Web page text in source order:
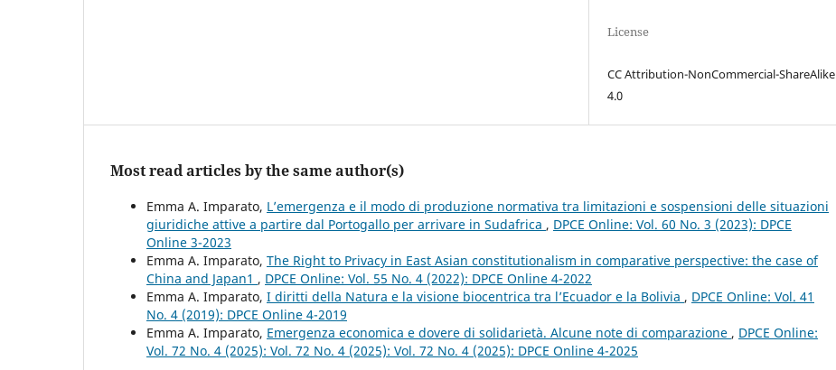
License
CC Attribution-NonCommercial-ShareAlike
4.0
Most read articles by the same author(s)
Emma A. Imparato, L’emergenza e il modo di produzione normativa tra limitazioni e sospensioni delle situazioni
giuridiche attive a partire dal Portogallo per arrivare in Sudafrica , DPCE Online: Vol. 60 No. 3 (2023): DPCE
Online 3-2023
Emma A. Imparato, The Right to Privacy in East Asian constitutionalism in comparative perspective: the case of
China and Japan1 , DPCE Online: Vol. 55 No. 4 (2022): DPCE Online 4-2022
Emma A. Imparato, I diritti della Natura e la visione biocentrica tra l’Ecuador e la Bolivia , DPCE Online: Vol. 41
No. 4 (2019): DPCE Online 4-2019
Emma A. Imparato, Emergenza economica e dovere di solidarietà. Alcune note di comparazione , DPCE Online:
Vol. 72 No. 4 (2025): Vol. 72 No. 4 (2025): Vol. 72 No. 4 (2025): DPCE Online 4-2025